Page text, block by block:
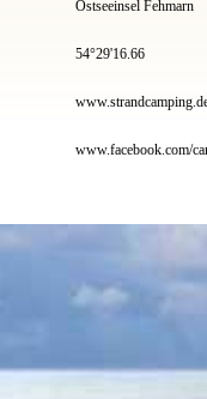
Ostseeinsel Fehmarn
54°29'16.66
www.facebook.com/